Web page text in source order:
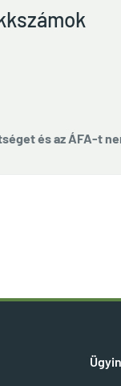
és az ÁFA-t